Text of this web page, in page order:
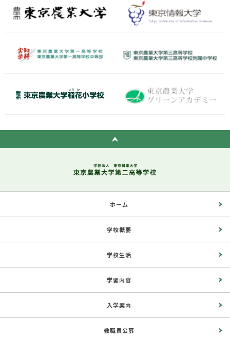
ホーム
学校概要
学校生活
学習内容
入学案内
教職員公募